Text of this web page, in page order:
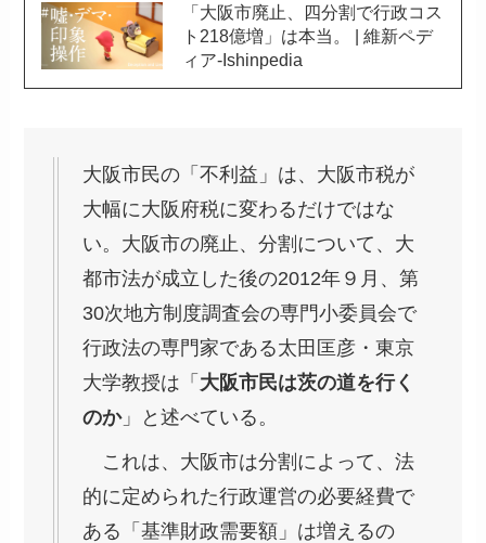
「大阪市廃止、四分割で行政コス
ト218億増」は本当。 | 維新ペデ
ィア-Ishinpedia
大阪市民の「不利益」は、大阪市税が
大幅に大阪府税に変わるだけではな
い。大阪市の廃止、分割について、大
都市法が成立した後の2012年９月、第
30次地方制度調査会の専門小委員会で
行政法の専門家である太田匡彦・東京
大学教授は「 大阪市民は茨の道を行く
のか」と述べている。
これは、大阪市は分割によって、法
的に定められた行政運営の必要経費で
ある「基準財政需要額」は増えるの